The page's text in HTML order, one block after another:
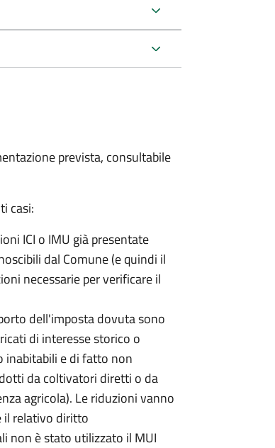
prevista, consultabile
casi:
ICI o IMU già presentate
dal Comune (e quindi il
necessarie per verificare il
dell'imposta dovuta sono
di interesse storico o
inabitabili e di fatto non
da coltivatori diretti o da
agricola). Le riduzioni vanno
il relativo diritto
non è stato utilizzato il MUI